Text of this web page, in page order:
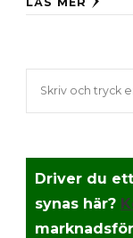
något?
Driver du
synas här?